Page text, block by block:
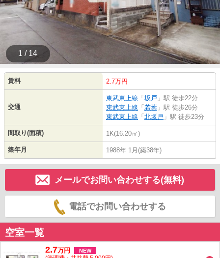
1 / 14
賃料 2.7万円
交通
東武東上線 「 坂戸 」駅 徒歩22分
東武東上線 「 若葉 」駅 徒歩26分
東武東上線 「 北坂戸 」駅 徒歩23分
間取り(面積) 1K(16.20㎡)
築年月 1988年 1月(築38年)
メールでお問い合わせする(無料)
電話でお問い合わせする
空室一覧
2.7万円 NEW